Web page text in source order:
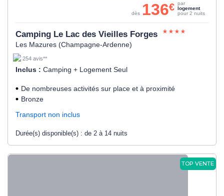
Camping Le Lac des Vieilles Forges
Les Mazures (Champagne-Ardenne)
254 avis**
Inclus : Camping + Logement Seul
De nombreuses activités sur place et à proximité
Bronze
Transport non inclus
Durée(s) disponible(s) : de 2 à 14 nuits
dès 136€ par
logement
pour 2 nuits
TOP VENTE